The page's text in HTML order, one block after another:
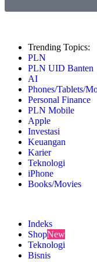
Trending Topics:
PLN
PLN UID Banten
AI
Phones/Tablets/
Personal Finance
PLN Mobile
Apple
Investasi
Keuangan
Karier
Teknologi
iPhone
Books/Movies
Indeks
ShopNew
Teknologi
Bisnis